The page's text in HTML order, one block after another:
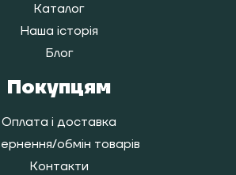
Каталог
Наша історія
Блог
Покупцям
Оплата і доставка
обмін товарів
Контакти